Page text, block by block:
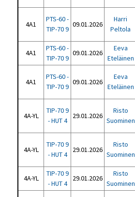
4A1
PTS-60 -
TIP-70 9
09.01.2026
Harri
Peltola
4A1
PTS-60 -
TIP-70 9
09.01.2026
Eeva
Eteläinen
4A1
PTS-60 -
TIP-70 9
09.01.2026
Eeva
Eteläinen
4A-YL
TIP-70 9
- HUT 4
29.01.2026
Risto
Suominen
4A-YL
TIP-70 9
- HUT 4
29.01.2026
Risto
Suominen
4A-YL
TIP-70 9
- HUT 4
29.01.2026
Risto
Suominen